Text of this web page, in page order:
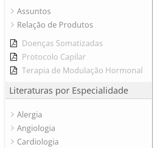
Assuntos
Relação de Produtos
Doenças Somatizadas
Protocolo Capilar
Terapia de Modulação Hormonal
Literaturas por Especialidade
Alergia
Angiologia
Cardiologia